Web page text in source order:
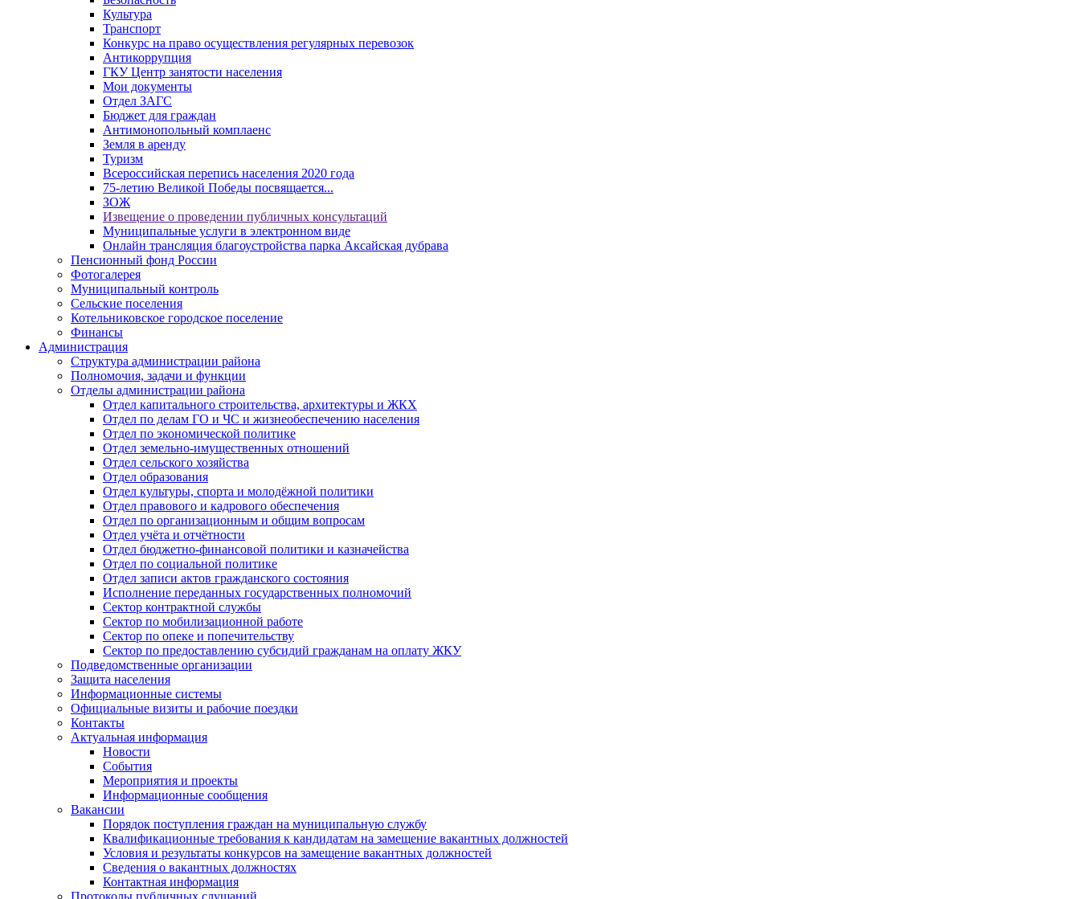
Культура
Транспорт
Конкурс на право осуществления регулярных перевозок
Антикоррупция
ГКУ Центр занятости населения
Мои документы
Отдел ЗАГС
Бюджет для граждан
Антимонопольный комплаенс
Земля в аренду
Туризм
Всероссийская перепись населения 2020 года
75-летию Великой Победы посвящается...
ЗОЖ
Извещение о проведении публичных консультаций
Муниципальные услуги в электронном виде
Онлайн трансляция благоустройства парка Аксайская дубрава
Пенсионный фонд России
Фотогалерея
Муниципальный контроль
Сельские поселения
Котельниковское городское поселение
Финансы
Администрация
Структура администрации района
Полномочия, задачи и функции
Отделы администрации района
Отдел капитального строительства, архитектуры и ЖКХ
Отдел по делам ГО и ЧС и жизнеобеспечению населения
Отдел по экономической политике
Отдел земельно-имущественных отношений
Отдел сельского хозяйства
Отдел образования
Отдел культуры, спорта и молодёжной политики
Отдел правового и кадрового обеспечения
Отдел по организационным и общим вопросам
Отдел учёта и отчётности
Отдел бюджетно-финансовой политики и казначейства
Отдел по социальной политике
Отдел записи актов гражданского состояния
Исполнение переданных государственных полномочий
Сектор контрактной службы
Сектор по мобилизационной работе
Сектор по опеке и попечительству
Сектор по предоставлению субсидий гражданам на оплату ЖКУ
Подведомственные организации
Защита населения
Информационные системы
Официальные визиты и рабочие поездки
Контакты
Актуальная информация
Новости
События
Мероприятия и проекты
Информационные сообщения
Вакансии
Порядок поступления граждан на муниципальную службу
Квалификационные требования к кандидатам на замещение вакантных должностей
Условия и результаты конкурсов на замещение вакантных должностей
Сведения о вакантных должностях
Контактная информация
Протоколы публичных слушаний